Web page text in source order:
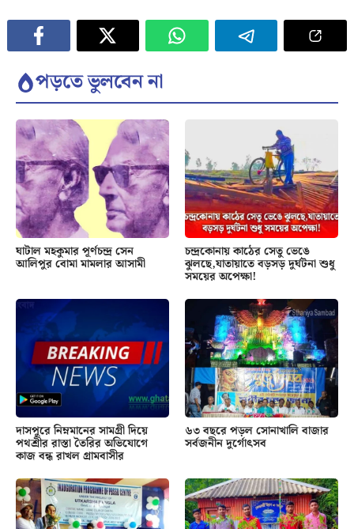
পড়তে ভুলবেন না
ঘাটাল মহকুমার পূর্ণচন্দ্র সেন
আলিপুর বোমা মামলার আসামী
চন্দ্রকোনায় কাঠের সেতু ভেঙে
ঝুলছে,যাতায়াতে বড়সড় দুর্ঘটনা শুধু
সময়ের অপেক্ষা!
দাসপুরে নিম্নমানের সামগ্রী দিয়ে
পথশ্রীর রাস্তা তৈরির অভিযোগে
কাজ বন্ধ রাখল গ্রামবাসীর
৬৩ বছরে পড়ল সোনাখালি বাজার
সর্বজনীন দুর্গোৎসব